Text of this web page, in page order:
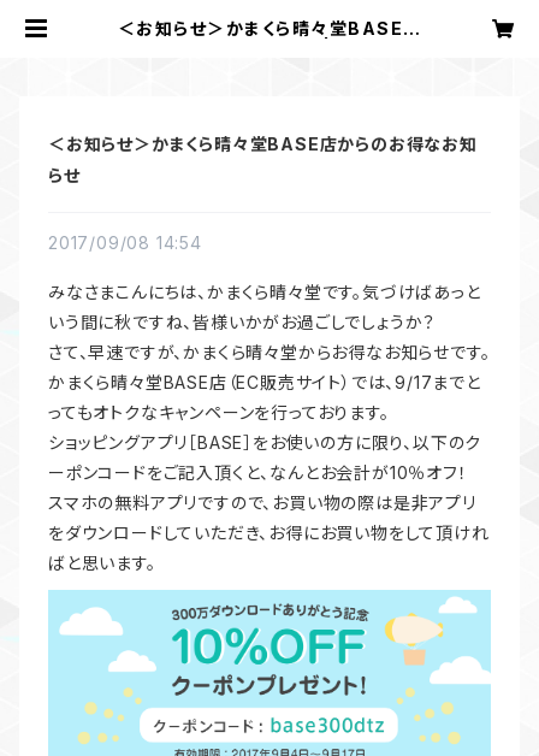
＜お知らせ＞かまくら晴々堂BASE店
＜お知らせ＞かまくら晴々堂BASE店からのお得なお知
らせ
2017/09/08 14:54
みなさまこんにちは、かまくら晴々堂です。気づけばあっと
いう間に秋ですね、皆様いかがお過ごしでしょうか？
さて、早速ですが、かまくら晴々堂からお得なお知らせです。
かまくら晴々堂BASE店（EC販売サイト）では、9/17までと
ってもオトクなキャンペーンを行っております。
ショッピングアプリ［BASE］をお使いの方に限り、以下のク
ーポンコードをご記入頂くと、なんとお会計が10％オフ！
スマホの無料アプリですので、お買い物の際は是非アプリ
をダウンロードしていただき、お得にお買い物をして頂けれ
ばと思います。